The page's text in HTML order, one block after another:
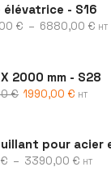
élévatrice - S16
€ – 6880,00 € HT
2000 mm - S28
€ 1990,00 € HT
€ – 3390,00 € HT